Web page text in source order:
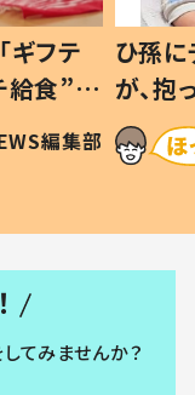
ギフテ
給食”を
の親
編集部
ひ孫
が、
「涙が
い」
てみませんか？